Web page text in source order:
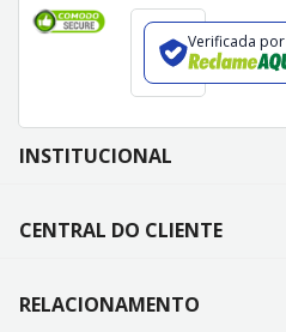
Verificada por
FORMAS DE
PAGAMENTO
INSTITUCIONAL
CENTRAL DO CLIENTE
RELACIONAMENTO